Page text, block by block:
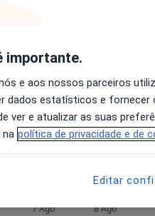
O agendamento
Solicite um
7 Ago 8 Ago
importante.
e aos nossos parceiros
dados estatísticos e fornecer
ver e atualizar as suas
na política de privacidade e de
Editar